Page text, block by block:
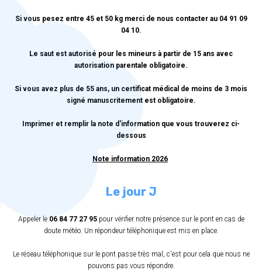
Si vous pesez entre 45 et 50 kg merci de nous contacter au 04 91 09
04 10.
Le saut est autorisé pour les mineurs à partir de 15 ans avec
autorisation parentale obligatoire.
Si vous avez plus de 55 ans, un certificat médical de moins de 3 mois
signé manuscritement est obligatoire.
Imprimer et remplir la note d'information que vous trouverez ci-
dessous
Note information 2026
Le jour J
Appeler le 06 84 77 27 95pour vérifier notre présence sur le pont en cas de
doute météo. Un répondeur téléphonique est mis en place.
Le réseau téléphonique sur le pont passe très mal, c'est pour cela que nous ne
pouvons pas vous répondre.